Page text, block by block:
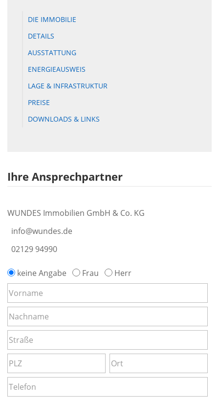
DIE IMMOBILIE
DETAILS
AUSSTATTUNG
ENERGIEAUSWEIS
LAGE & INFRASTRUKTUR
PREISE
DOWNLOADS & LINKS
Ihre Ansprechpartner
WUNDES Immobilien GmbH & Co. KG
info@wundes.de
02129 94990
keine Angabe Frau Herr